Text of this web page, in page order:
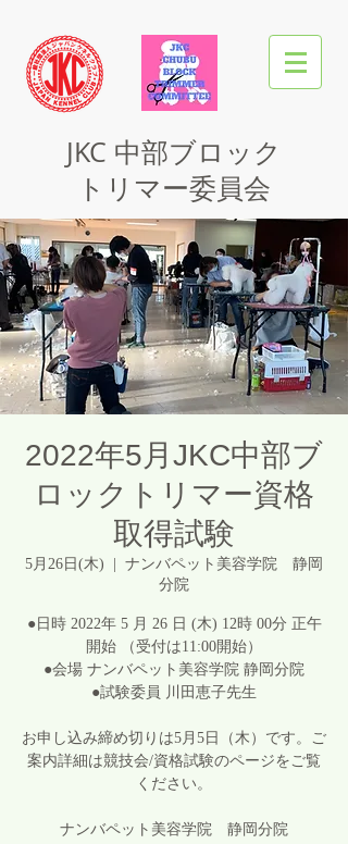
JKC 中部ブロック
トリマー委員会
2022年5月JKC中部ブ
ロックトリマー資格
取得試験
5月26日(木)
ナンバペット美容学院 静岡
分院
●日時 2022年 5 月 26 日 (木) 12時 00分 正午
開始 （受付は11:00開始）
●会場 ナンバペット美容学院 静岡分院
●試験委員 川田恵子先生
お申し込み締め切りは5月5日（木）です。ご
案内詳細は競技会/資格試験のページをご覧
ください。
ナンバペット美容学院 静岡分院